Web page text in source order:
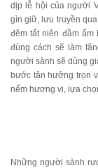
dịp lễ hội của người
gìn giữ, lưu truyền
đêm tất niên đầm
đúng cách sẽ làm
người sành sẽ dùng
bước tận hưởng trọn
nếm hương vị, lựa
Những người sành